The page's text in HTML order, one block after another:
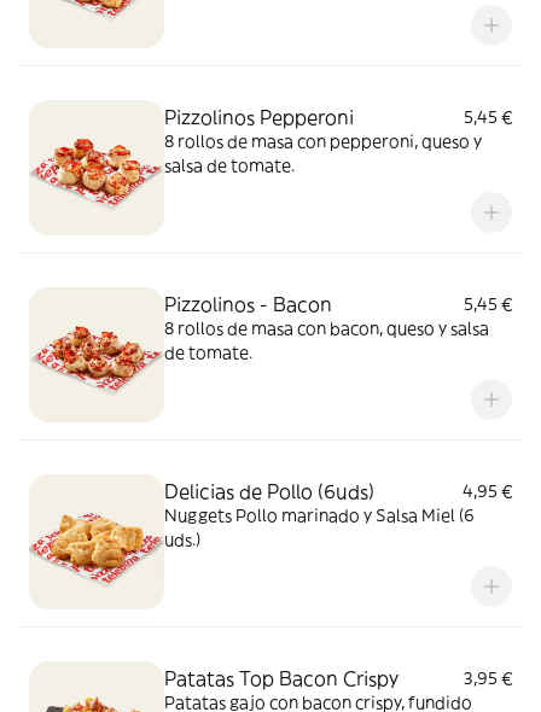
Pizzolinos Pepperoni
5,45 €
8 rollos de masa con pepperoni, queso y
salsa de tomate.
Pizzolinos - Bacon
5,45 €
8 rollos de masa con bacon, queso y salsa
de tomate.
Delicias de Pollo (6uds)
4,95 €
Nuggets Pollo marinado y Salsa Miel (6
uds.)
Patatas Top Bacon Crispy
3,95 €
Patatas gajo con bacon crispy, fundido